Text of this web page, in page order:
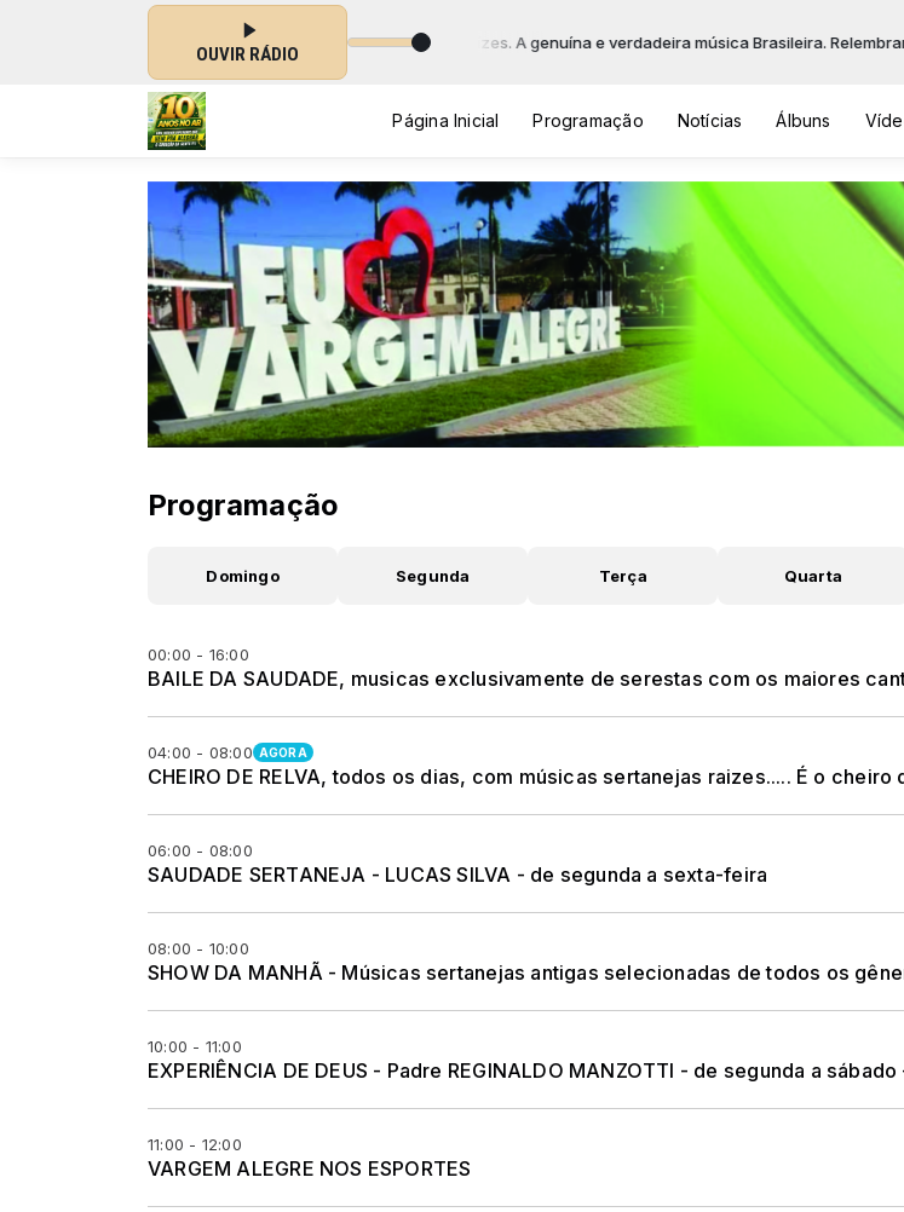
OUVIR RÁDIO
antigas e maravilhosas canções Sertanejas Raízes. A genuína e verdadeira música Brasileira. Relembrando as
Página Inicial Programação Notícias Álbuns
Programação
Domingo Segunda Terça Quarta
00:00 - 16:00
BAILE DA SAUDADE, musicas exclusivamente de serestas com os maiores
04:00 - 08:00 AGORA
CHEIRO DE RELVA, todos os dias, com músicas sertanejas raizes..... É o cheiro
06:00 - 08:00
SAUDADE SERTANEJA - LUCAS SILVA - de segunda a sexta-feira
08:00 - 10:00
SHOW DA MANHÃ - Músicas sertanejas antigas selecionadas de todos os
10:00 - 11:00
EXPERIÊNCIA DE DEUS - Padre REGINALDO MANZOTTI - de segunda a
11:00 - 12:00
VARGEM ALEGRE NOS ESPORTES